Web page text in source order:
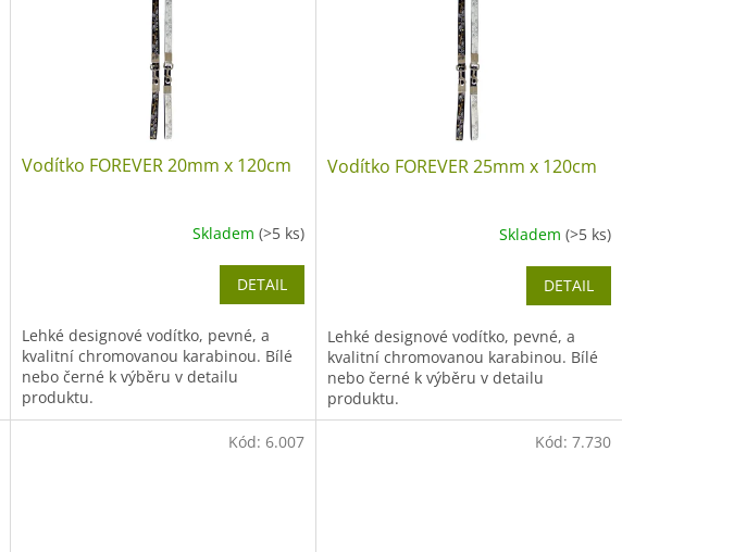
Vodítko FOREVER 20mm x 120cm
Skladem (>5 ks)
DETAIL
Lehké designové vodítko, pevné, a
kvalitní chromovanou karabinou. Bílé
nebo černé k výběru v detailu
produktu.
Vodítko FOREVER 25mm x 120cm
Skladem (>5 ks)
DETAIL
Lehké designové vodítko, pevné, a
kvalitní chromovanou karabinou. Bílé
nebo černé k výběru v detailu
produktu.
Kód: 6.007 Kód: 7.730